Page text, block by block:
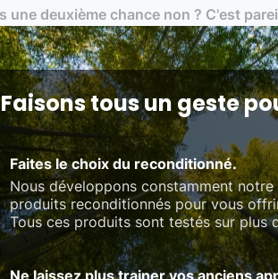
des standards rigoureux (80 à 100 points
et du référentiel QualiRepar (bonus
une deuxième chance non ? C'est
Faisons tous un geste
Faites le choix du reconditionné.
Nous développons constamment
produits reconditionnés pour vous
Tous ces produits sont testés sur plus